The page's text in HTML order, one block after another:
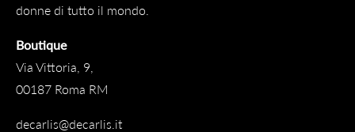
donne di tutto il mondo.
Boutique
Via Vittoria, 9,
00187 Roma RM
decarlis@decarlis.it